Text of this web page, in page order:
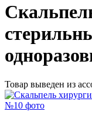
Товар выведен из